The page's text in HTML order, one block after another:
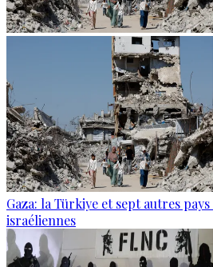
Gaza: la Türkiye et sept autres
israéliennes